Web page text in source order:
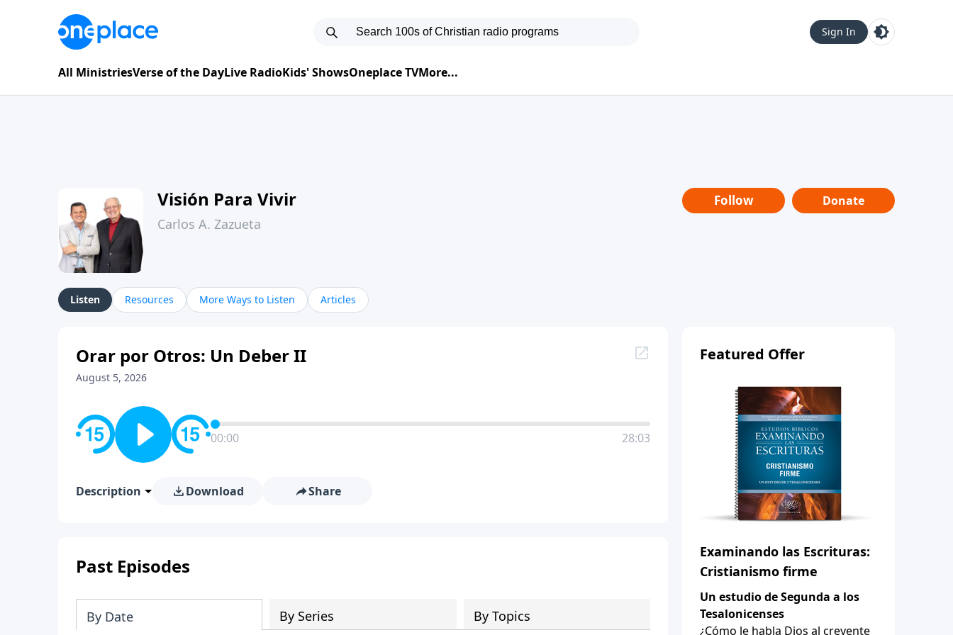
Sign In
All MinistriesVerse of the DayLive RadioKids' ShowsOneplace TVMore...
Visión Para Vivir
Carlos A. Zazueta
Follow Donate
Listen Resources More Ways to Listen Articles
Orar por Otros: Un Deber II
August 5, 2026
00:00 28:03
Description Download Share
Past Episodes
By Date By Series By Topics
Featured Offer
Examinando las Escrituras:
Cristianismo firme
Un estudio de Segunda a los
Tesalonicenses
¿Cómo le habla Dios al creyente